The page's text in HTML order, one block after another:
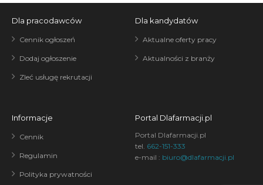
Dla pracodawców
Cennik ogłoszeń
Dodaj ogłoszenie
Zleć usługę rekrutacji
Dla kandydatów
Aktualne oferty pracy
Aktualności z branży
Informacje
Cennik
Regulamin
Polityka prywatności
Portal Dlafarmacji.pl
Portal Dlafarmacji.pl
tel. 662-151-333
e-mail : biuro@dlafarmacji.pl